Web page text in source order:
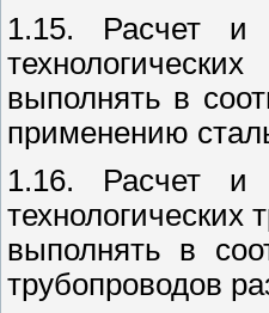
1.15. Расчет и
выполнять в
применению
1.16. Расчет и
технологических
выполнять в
трубопроводов